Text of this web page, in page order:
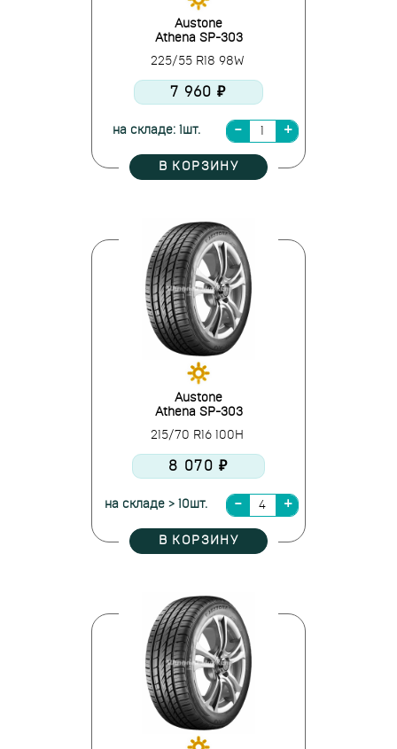
Austone
Athena SP-303
225/55 R18 98W
7 960 ₽
на складе: 1шт.
В КОРЗИНУ
Austone
Athena SP-303
215/70 R16 100H
8 070 ₽
на складе > 10шт.
В КОРЗИНУ